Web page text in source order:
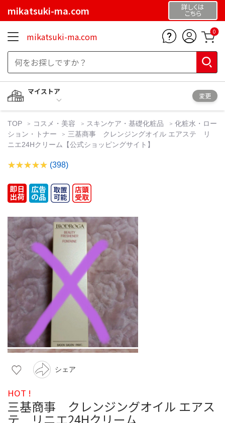
mikatsuki-ma.com 詳しくは
こちら
mikatsuki-ma.com 0
マイストア
変更
TOP コスメ・美容 スキンケア・基礎化粧品
化粧水・ロー
ション・トナー
三基商事 クレンジングオイル エアステ リ
ニエ24Hクリーム【公式ショッピングサイト】
(398)
シェア
HOT !
三基商事 クレンジングオイル エアス
テ リニエ24Hクリーム